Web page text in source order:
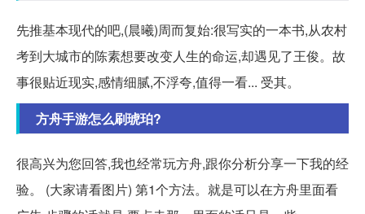
先推基本现代的吧,(晨曦)周而复始:很写实的一本书,从农村
考到大城市的陈素想要改变人生的命运,却遇见了王俊。故
事很贴近现实,感情细腻,不浮夸,值得一看... 受其。
方舟手游怎么刷琥珀?
很高兴为您回答,我也经常玩方舟,跟你分析分享一下我的经
验。 (大家请看图片) 第1个方法。就是可以在方舟里面看